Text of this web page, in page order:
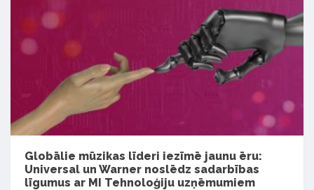
Globālie mūzikas līderi iezīmē jaunu ēru:
Universal un Warner noslēdz sadarbības
līgumus ar MI Tehnoloģiju uzņēmumiem